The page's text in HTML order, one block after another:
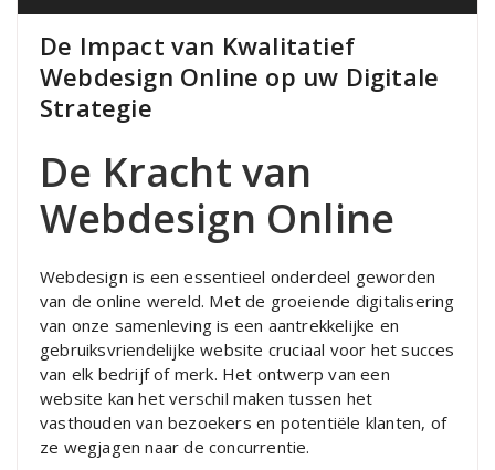
De Impact van Kwalitatief
Webdesign Online op uw Digitale
Strategie
De Kracht van
Webdesign Online
Webdesign is een essentieel onderdeel geworden
van de online wereld. Met de groeiende digitalisering
van onze samenleving is een aantrekkelijke en
gebruiksvriendelijke website cruciaal voor het succes
van elk bedrijf of merk. Het ontwerp van een
website kan het verschil maken tussen het
vasthouden van bezoekers en potentiële klanten, of
ze wegjagen naar de concurrentie.